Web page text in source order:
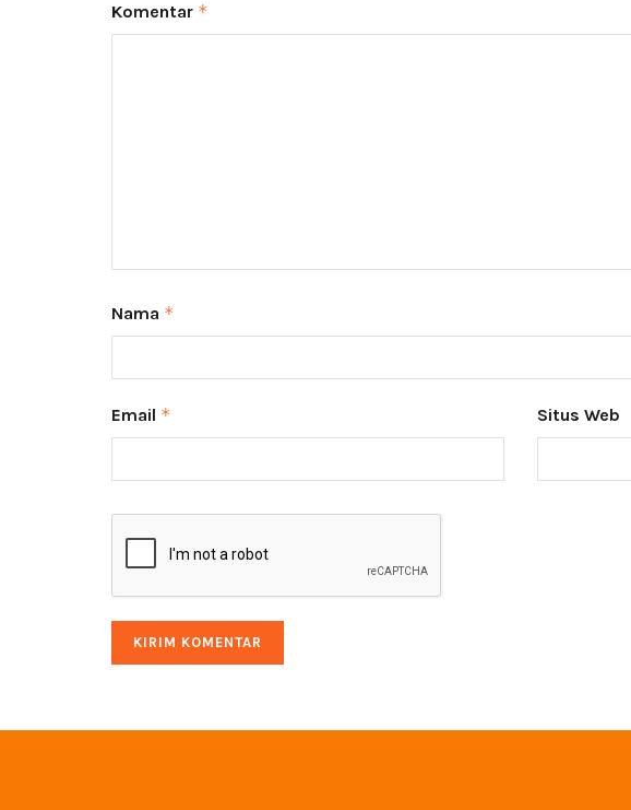
Komentar *
Nama *
Email * Situs Web